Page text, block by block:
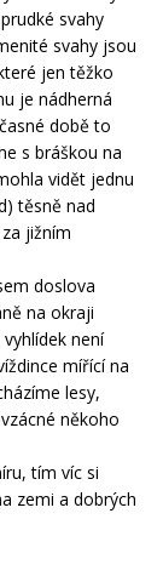
svahy
svahy jsou
jen těžko
je nádherná
době to
s bráškou na
vidět jednu
těsně nad
jižním
doslova
na okraji
není
mířící na
lesy,
někoho
tím víc si
zemi a dobrých